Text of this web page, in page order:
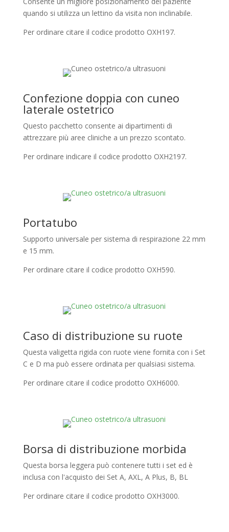
quando si utilizza un lettino da visita non inclinabile.
Per ordinare citare il codice prodotto OXH197.
Confezione doppia con cuneo
laterale ostetrico
Questo pacchetto consente ai dipartimenti di
attrezzare più aree cliniche a un prezzo scontato.
Per ordinare indicare il codice prodotto OXH2197.
Portatubo
Supporto universale per sistema di respirazione 22 mm
e 15 mm.
Per ordinare citare il codice prodotto OXH590.
Caso di distribuzione su ruote
Questa valigetta rigida con ruote viene fornita con i Set
C e D ma può essere ordinata per qualsiasi sistema.
Per ordinare citare il codice prodotto OXH6000.
Borsa di distribuzione morbida
Questa borsa leggera può contenere tutti i set ed è
inclusa con l'acquisto dei Set A, AXL, A Plus, B, BL
Per ordinare citare il codice prodotto OXH3000.